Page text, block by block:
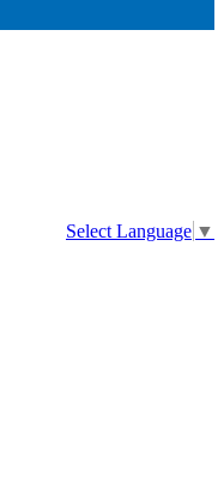
Select Language ▼